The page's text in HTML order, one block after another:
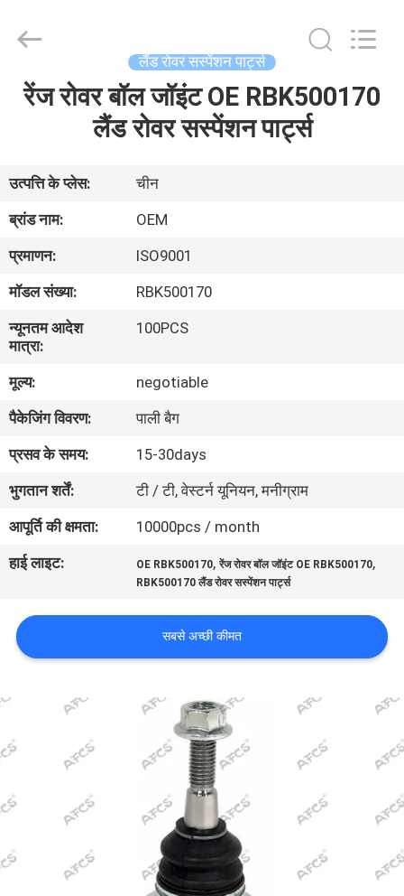
घर
वीडियो
हमारे
बारे
में
कारखाने
का
दौरा
गुणवत्ता
नियंत्रण
संपर्क
करें
मांगें
साइटमैप
PARTS
Rights
Reserved.
लैंड रोवर सस्पेंशन पार्ट्स
रेंज रोवर बॉल जॉइंट OE RBK500170
लैंड रोवर सस्पेंशन पार्ट्स
उत्पत्ति के प्लेस:
चीन
ब्रांड नाम:
OEM
प्रमाणन:
ISO9001
मॉडल संख्या:
RBK500170
न्यूनतम आदेश
मात्रा:
100PCS
मूल्य:
negotiable
पैकेजिंग विवरण:
पाली बैग
प्रसव के समय:
15-30days
भुगतान शर्तें:
टी / टी, वेस्टर्न यूनियन, मनीग्राम
आपूर्ति की क्षमता:
10000pcs / month
हाई लाइट:
OE RBK500170,रेंज रोवर बॉल जॉइंट OE RBK500170,
RBK500170 लैंड रोवर सस्पेंशन पार्ट्स
सबसे अच्छी कीमत